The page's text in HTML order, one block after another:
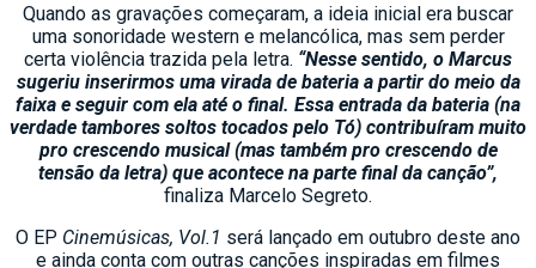
Quando as gravações começaram, a ideia inicial era buscar
uma sonoridade western e melancólica, mas sem perder
certa violência trazida pela letra. “Nesse sentido, o Marcus
sugeriu inserirmos uma virada de bateria a partir do meio da
faixa e seguir com ela até o final. Essa entrada da bateria (na
verdade tambores soltos tocados pelo Tó) contribuíram muito
pro crescendo musical (mas também pro crescendo de
tensão da letra) que acontece na parte final da canção”,
finaliza Marcelo Segreto.
O EP Cinemúsicas, Vol.1 será lançado em outubro deste ano
e ainda conta com outras canções inspiradas em filmes